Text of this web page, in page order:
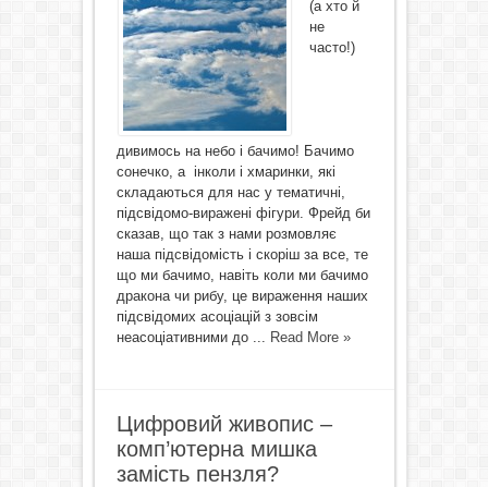
(а хто й
не
часто!)
дивимось на небо і бачимо! Бачимо
сонечко, а інколи і хмаринки, які
складаються для нас у тематичні,
підсвідомо-виражені фігури. Фрейд би
сказав, що так з нами розмовляє
наша підсвідомість і скоріш за все, те
що ми бачимо, навіть коли ми бачимо
дракона чи рибу, це вираження наших
підсвідомих асоціацій з зовсім
неасоціативними до ... Read More »
Цифровий живопис –
комп’ютерна мишка
замість пензля?